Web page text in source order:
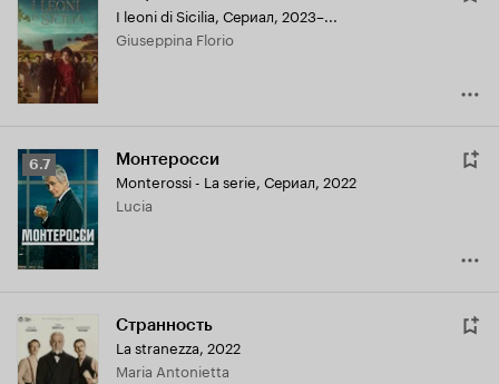
I leoni di Sicilia, Сериал, 2023–...
Giuseppina Florio
Рейтинг
Кинопоиска
6.7
6.7 Монтеросси
Monterossi - La serie, Сериал, 2022
Lucia
Странность
La stranezza, 2022
Maria Antonietta